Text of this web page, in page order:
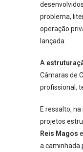
problema,
operação
lançada.
A
Câmaras de
profissional,
E ressalto,
projetos
Reis Magos
a caminhada